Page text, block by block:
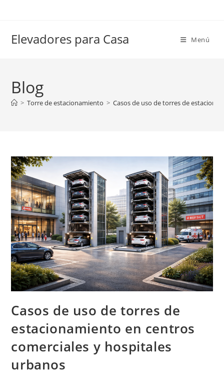
Elevadores para Casa Menú
Blog
> Torre de estacionamiento > Casos de uso de torres de
Casos de uso de torres de
estacionamiento en centros
comerciales y hospitales
urbanos